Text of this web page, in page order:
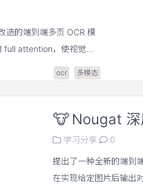
造的端到端多页 OCR 模
full attention，使视觉
留最近窗口，从而在多页
，实现更高效的 long-
ocr 多模态
🐮 Nougat
学习分享 0
提出了一种全新的端到
在实现给定图片后输出